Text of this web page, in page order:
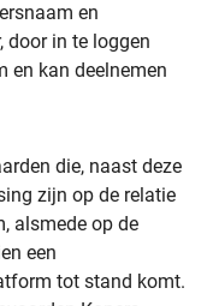
en
door in te loggen
en kan deelnemen
die, naast deze
zijn op de relatie
alsmede op de
een
tot stand komt.